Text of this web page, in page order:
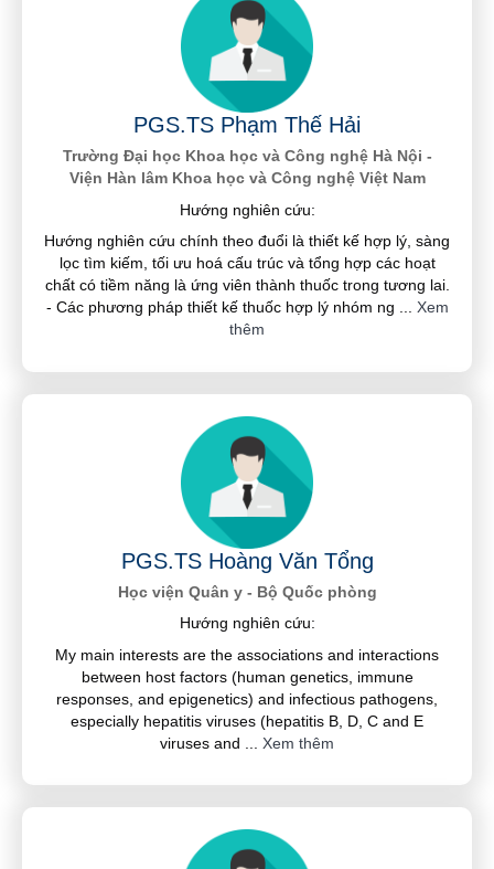
PGS.TS Phạm Thế Hải
Trường Đại học Khoa học và Công nghệ Hà Nội -
Viện Hàn lâm Khoa học và Công nghệ Việt Nam
Hướng nghiên cứu:
Hướng nghiên cứu chính theo đuổi là thiết kế hợp lý, sàng
lọc tìm kiếm, tối ưu hoá cấu trúc và tổng hợp các hoạt
chất có tiềm năng là ứng viên thành thuốc trong tương lai.
- Các phương pháp thiết kế thuốc hợp lý nhóm ng
Xem
thêm
PGS.TS Hoàng Văn Tổng
Học viện Quân y - Bộ Quốc phòng
Hướng nghiên cứu:
My main interests are the associations and interactions
between host factors (human genetics, immune
responses, and epigenetics) and infectious pathogens,
especially hepatitis viruses (hepatitis B, D, C and E
viruses and
Xem thêm